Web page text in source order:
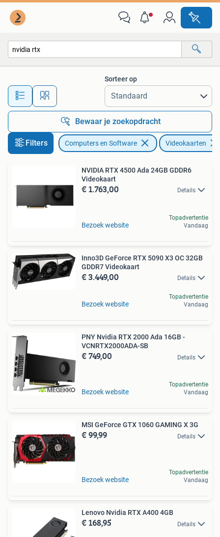
Alle afstanden…
Sorteer op
Bewaar je zoekopdracht
Filters Computers en Software Videokaarten
NVIDIA RTX 4500 Ada 24GB GDDR6
Videokaart
€ 1.763,00 Details
Bezoek website
Topadvertentie
Vandaag
Inno3D GeForce RTX 5090 X3 OC 32GB
GDDR7 Videokaart
€ 3.449,00 Details
Bezoek website
Topadvertentie
Vandaag
PNY Nvidia RTX 2000 Ada 16GB -
VCNRTX2000ADA-SB
€ 749,00 Details
Bezoek website
Topadvertentie
Vandaag
MSI GeForce GTX 1060 GAMING X 3G
€ 99,99 Details
Bezoek website
Topadvertentie
Vandaag
Lenovo Nvidia RTX A400 4GB
€ 168,95 Details